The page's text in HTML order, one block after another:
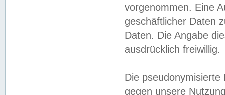
vorgenommen. Eine
geschäftlicher Daten
Daten. Die Angabe
ausdrücklich freiwillig.
Die
gegen unsere